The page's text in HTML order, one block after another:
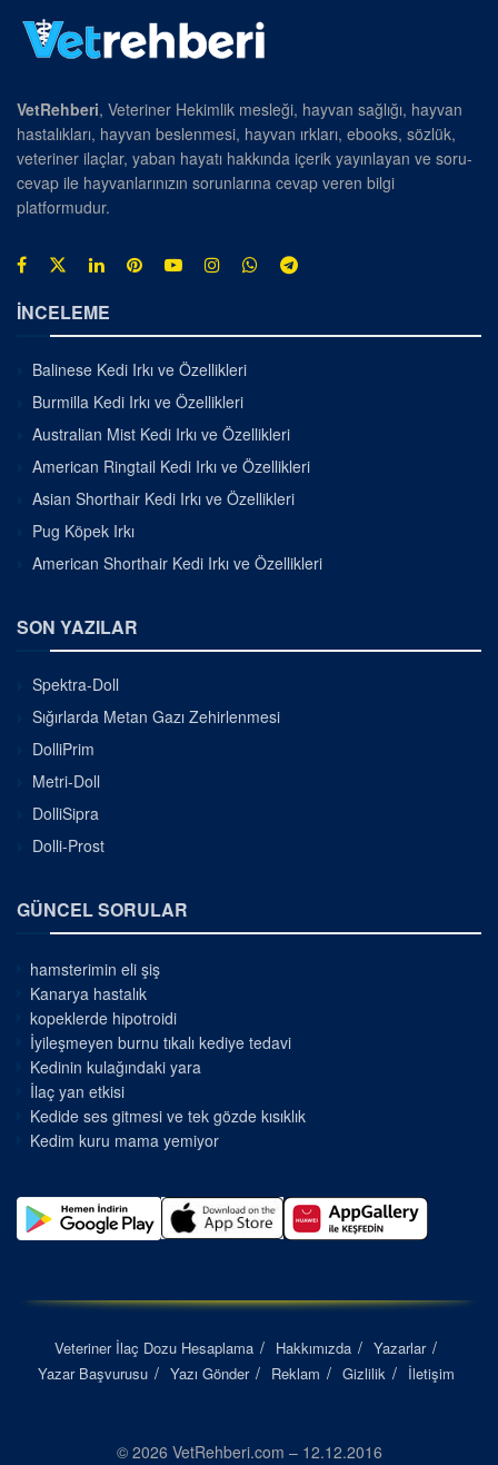
VetRehberi, Veteriner Hekimlik mesleği, hayvan sağlığı, hayvan
hastalıkları, hayvan beslenmesi, hayvan ırkları, ebooks, sözlük,
veteriner ilaçlar, yaban hayatı hakkında içerik yayınlayan ve soru-
cevap ile hayvanlarınızın sorunlarına cevap veren bilgi
platformudur.
İNCELEME
Balinese Kedi Irkı ve Özellikleri
Burmilla Kedi Irkı ve Özellikleri
Australian Mist Kedi Irkı ve Özellikleri
American Ringtail Kedi Irkı ve Özellikleri
Asian Shorthair Kedi Irkı ve Özellikleri
Pug Köpek Irkı
American Shorthair Kedi Irkı ve Özellikleri
SON YAZILAR
Spektra-Doll
Sığırlarda Metan Gazı Zehirlenmesi
DolliPrim
Metri-Doll
DolliSipra
Dolli-Prost
GÜNCEL SORULAR
hamsterimin eli şiş
Kanarya hastalık
kopeklerde hipotroidi
İyileşmeyen burnu tıkalı kediye tedavi
Kedinin kulağındaki yara
İlaç yan etkisi
Kedide ses gitmesi ve tek gözde kısıklık
Kedim kuru mama yemiyor
Veteriner İlaç Dozu Hesaplama Hakkımızda
Yazarlar
Yazar Başvurusu
Yazı Gönder Reklam Gizlilik İletişim
© 2026 VetRehberi.com – 12.12.2016